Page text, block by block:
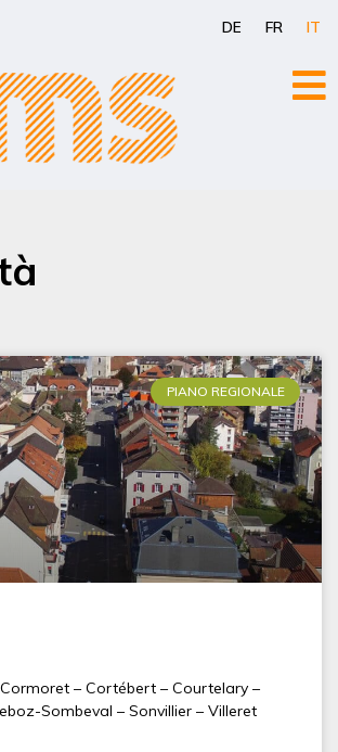
DE FR IT
PIANO REGIONALE
– Cortébert – Courtelary –
Sombeval – Sonvillier – Villeret